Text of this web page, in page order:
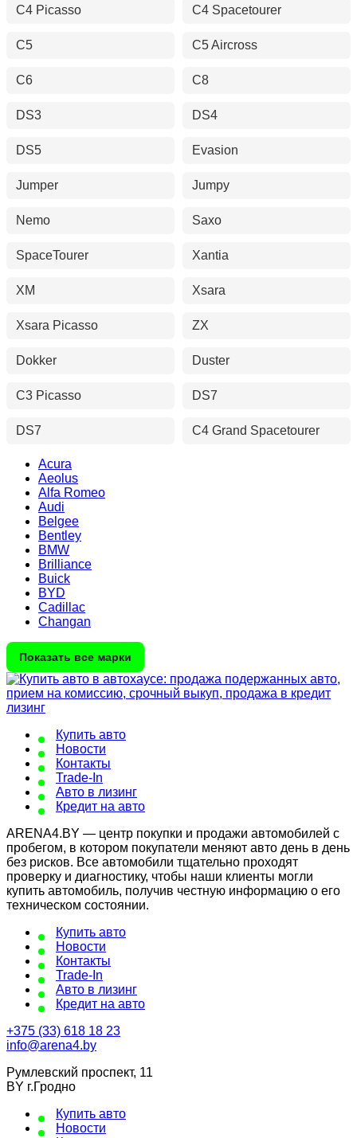
C4 Picasso C4 Spacetourer
C5 C5 Aircross
C6 C8
DS3 DS4
DS5 Evasion
Jumper Jumpy
Nemo Saxo
SpaceTourer Xantia
XM Xsara
Xsara Picasso ZX
Dokker Duster
C3 Picasso DS7
DS7 C4 Grand Spacetourer
Acura
Aeolus
Alfa Romeo
Audi
Belgee
Bentley
BMW
Brilliance
Buick
BYD
Cadillac
Changan
Показать все марки
Купить авто
Новости
Контакты
Trade-In
Авто в лизинг
Кредит на авто
ARENA4.BY — центр покупки и продажи автомобилей с
пробегом, в котором покупатели меняют авто день в день
без рисков. Все автомобили тщательно проходят
проверку и диагностику, чтобы наши клиенты могли
купить автомобиль, получив честную информацию о его
техническом состоянии.
Купить авто
Новости
Контакты
Trade-In
Авто в лизинг
Кредит на авто
+375 (33) 618 18 23
info@arena4.by
Румлевский проспект, 11
BY г.Гродно
Купить авто
Новости